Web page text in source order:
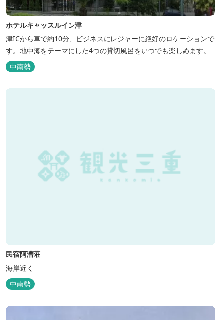
ホテルキャッスルイン津
津ICから車で約10分、ビジネスにレジャーに絶好のロケーションで
す。地中海をテーマにした4つの貸切風呂をいつでも楽しめます。
中南勢
民宿阿漕荘
海岸近く
中南勢